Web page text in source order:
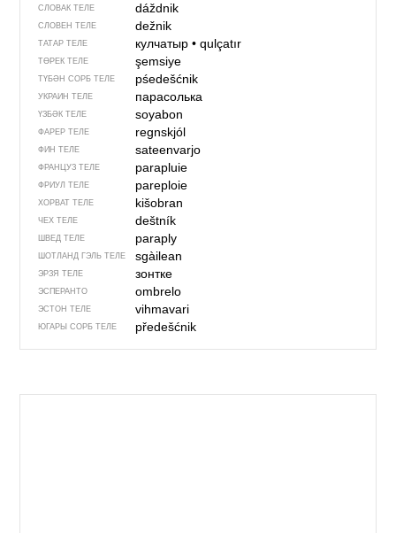
СЛОВАК ТЕЛЕ dáždnik
СЛОВЕН ТЕЛЕ dežnik
ТАТАР ТЕЛЕ кулчатыр• qulçatır
ТӨРЕК ТЕЛЕ şemsiye
ТҮБӘН СОРБ ТЕЛЕ pśedešćnik
УКРАИН ТЕЛЕ парасолька
ҮЗБӘК ТЕЛЕ soyabon
ФАРЕР ТЕЛЕ regnskjól
ФИН ТЕЛЕ sateenvarjo
ФРАНЦУЗ ТЕЛЕ parapluie
ФРИУЛ ТЕЛЕ pareploie
ХОРВАТ ТЕЛЕ kišobran
ЧЕХ ТЕЛЕ deštník
ШВЕД ТЕЛЕ paraply
ШОТЛАНД ГЭЛЬ ТЕЛЕ sgàilean
ЭРЗЯ ТЕЛЕ зонтке
ЭСПЕРАНТО ombrelo
ЭСТОН ТЕЛЕ vihmavari
ЮГАРЫ СОРБ ТЕЛЕ předešćnik